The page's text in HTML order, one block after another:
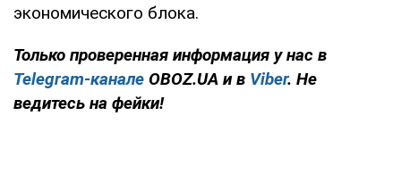
экономического блока.
Только проверенная информация у нас в
Telegram-канале OBOZ.UA и в Viber. Не
ведитесь на фейки!